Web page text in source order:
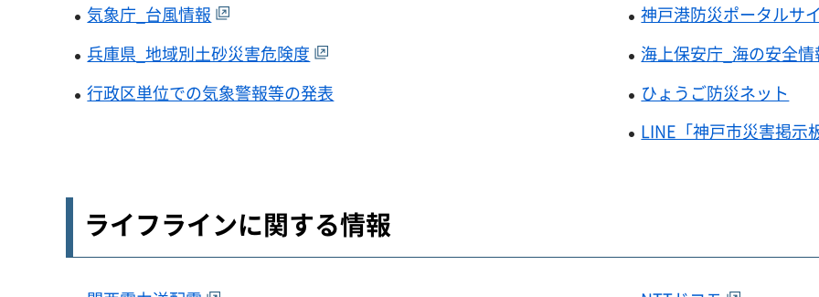
気象庁_台風情報
兵庫県_地域別土砂災害危険度
行政区単位での気象警報等の発表
神戸港防災ポータルサ
海上保安庁_海の安全情
ひょうご防災ネット
LINE「神戸市災害掲示
ライフラインに関する情報​​​​